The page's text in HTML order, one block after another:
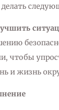
чтобы
и жизнь